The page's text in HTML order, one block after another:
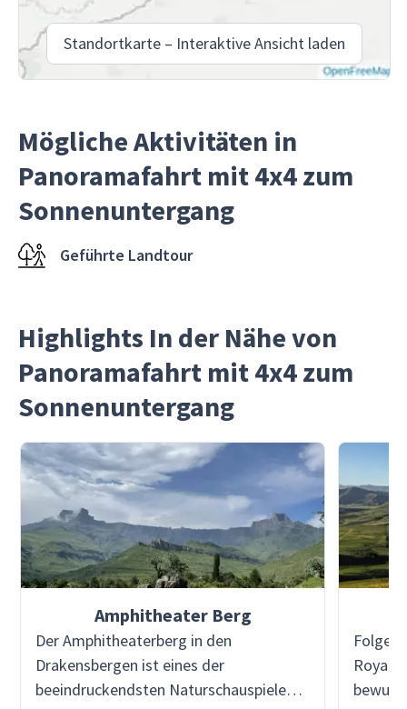
Standortkarte – Interaktive Ansicht laden
Mögliche Aktivitäten in
Panoramafahrt mit 4x4 zum
Sonnenuntergang
Geführte Landtour
Highlights In der Nähe von
Panoramafahrt mit 4x4 zum
Sonnenuntergang
Amphitheater Berg
Der Amphitheaterberg in den
Drakensbergen ist eines der
beeindruckendsten Naturschauspiele
Folgen
Royal